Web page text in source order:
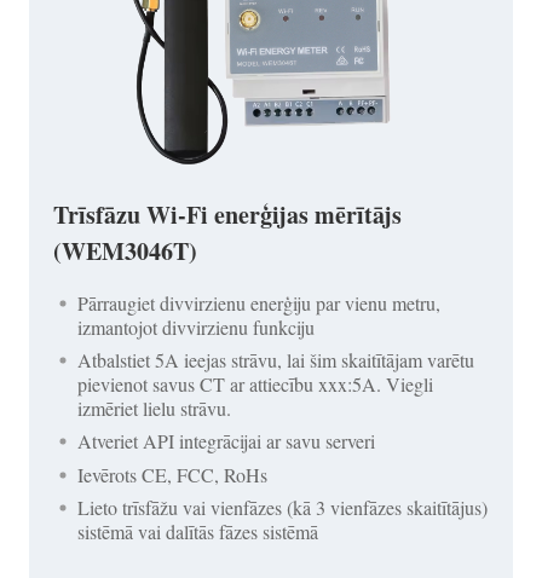
Trīsfāzu Wi-Fi enerģijas mērītājs
(WEM3046T)
Pārraugiet divvirzienu enerģiju par vienu metru,
izmantojot divvirzienu funkciju
Atbalstiet 5A ieejas strāvu, lai šim skaitītājam varētu
pievienot savus CT ar attiecību xxx:5A. Viegli
izmēriet lielu strāvu.
Atveriet API integrācijai ar savu serveri
Ievērots CE, FCC, RoHs
Lieto trīsfāžu vai vienfāzes (kā 3 vienfāzes skaitītājus)
sistēmā vai dalītās fāzes sistēmā